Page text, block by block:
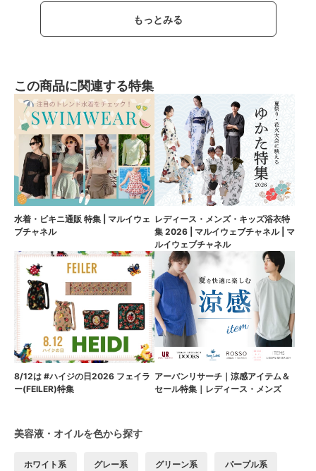
もっとみる
この商品に関連する特集
水着・ビキニ通販 特集 | マルイウェ
ブチャネル
レディース・メンズ・キッズ浴衣特
集 2026 | マルイウェブチャネル | マ
ルイウェブチャネル
8/12は #ハイジの日2026 フェイラ
ー(FEILER)特集
アーバンリサーチ｜涼感アイテム＆
セール特集｜レディース・メンズ
美容液・オイルを色から探す
ホワイト系 グレー系 グリーン系 パープル系